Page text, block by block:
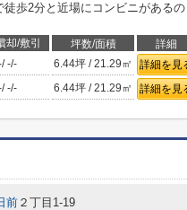
歩2分と近場にコンビニがあるの
/敷引 坪数/面積 詳細
/-/- 6.44坪 / 21.29㎡ 詳細を見
/-/- 6.44坪 / 21.29㎡ 詳細を見
前 ２丁目1-19